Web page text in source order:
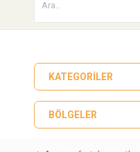
KATEGORILER
BÖLGELER